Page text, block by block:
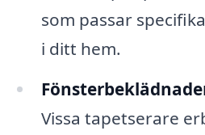
som passar
i ditt hem.
Vissa tapetserare